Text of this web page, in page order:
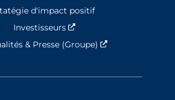
d'impact positif
Investisseurs
& Presse (Groupe)
Nouvelle fenêtre